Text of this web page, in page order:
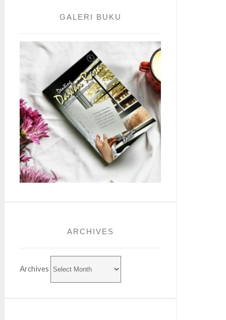
GALERI BUKU
ARCHIVES
Archives